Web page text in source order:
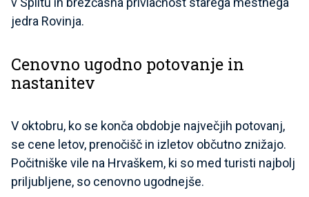
jedra Rovinja.
Cenovno ugodno potovanje in
nastanitev
V oktobru, ko se konča obdobje največjih potovanj,
se cene letov, prenočišč in izletov občutno znižajo.
Počitniške vile na Hrvaškem, ki so med turisti najbolj
priljubljene, so cenovno ugodnejše.